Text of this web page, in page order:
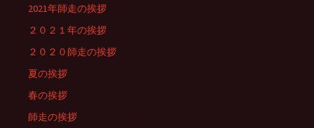
2021年師走の挨拶
２０２１年の挨拶
２０２０師走の挨拶
夏の挨拶
春の挨拶
師走の挨拶